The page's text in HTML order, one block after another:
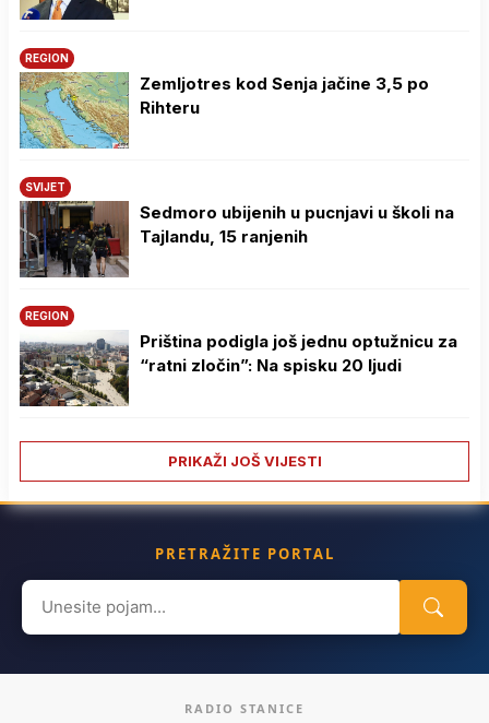
REGION
Zemljotres kod Senja jačine 3,5 po
Rihteru
SVIJET
Sedmoro ubijenih u pucnjavi u školi na
Tajlandu, 15 ranjenih
REGION
Priština podigla još jednu optužnicu za
“ratni zločin”: Na spisku 20 ljudi
PRIKAŽI JOŠ VIJESTI
PRETRAŽITE PORTAL
Search
for:
RADIO STANICE